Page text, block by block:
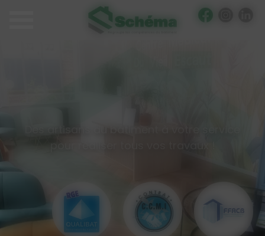
Panneau de gestion des cookies
pour réaliser tous vos travaux !